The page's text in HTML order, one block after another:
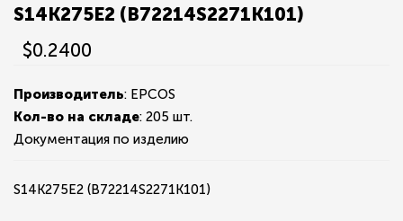
S14K275E2 (B72214S2271K101)
$0.2400
Производитель: EPCOS
Кол-во на складе: 205 шт.
Документация по изделию
S14K275E2 (B72214S2271K101)